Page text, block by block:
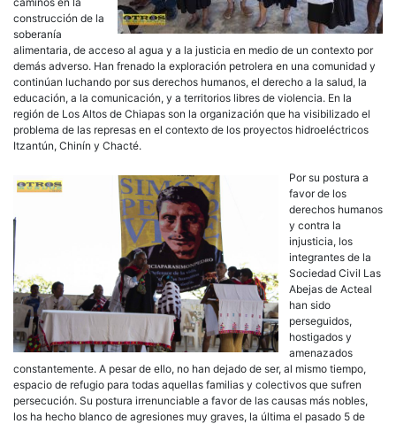
construcción de la
soberanía
alimentaria, de acceso al agua y a la justicia en medio de un contexto por
demás adverso. Han frenado la exploración petrolera en una comunidad y
continúan luchando por sus derechos humanos, el derecho a la salud, la
educación, a la comunicación, y a territorios libres de violencia. En la
región de Los Altos de Chiapas son la organización que ha visibilizado el
problema de las represas en el contexto de los proyectos hidroeléctricos
Itzantún, Chinín y Chacté.
Por su postura a
favor de los
derechos humanos
y contra la
injusticia, los
integrantes de la
Sociedad Civil Las
Abejas de Acteal
han sido
perseguidos,
hostigados y
amenazados
constantemente. A pesar de ello, no han dejado de ser, al mismo tiempo,
espacio de refugio para todas aquellas familias y colectivos que sufren
persecución. Su postura irrenunciable a favor de las causas más nobles,
los ha hecho blanco de agresiones muy graves, la última el pasado 5 de